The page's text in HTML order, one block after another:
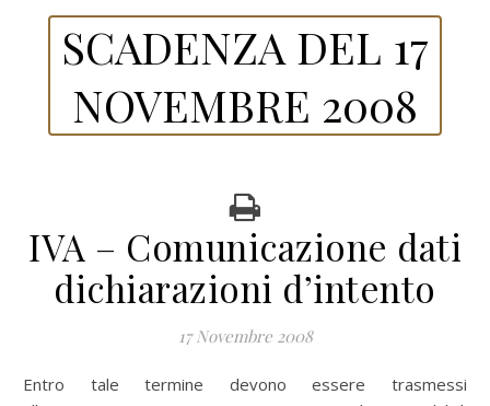
SCADENZA DEL 17
NOVEMBRE 2008
IVA – Comunicazione dati
dichiarazioni d’intento
17 Novembre 2008
Entro tale termine devono essere trasmessi